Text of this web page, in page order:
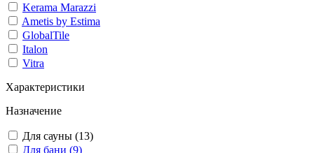
Kerama Marazzi
Ametis by Estima
GlobalTile
Italon
Vitra
Характеристики
Назначение
Для сауны (13)
Для бани (9)